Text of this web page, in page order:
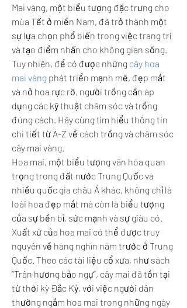
Mai vàng, một biểu tượng đặc trưng cho
mùa Tết ở miền Nam, đã trở thành một
sự lựa chọn phổ biến trong việc trang trí
và tạo điểm nhấn cho không gian sống.
Tuy nhiên, để có được những cây hoa
mai vàng phát triển mạnh mẽ, đẹp mắt
và nở hoa rực rỡ, người trồng cần áp
dụng các kỹ thuật chăm sóc và trồng
đúng cách. Hãy cùng tìm hiểu thông tin
chi tiết từ A-Z về cách trồng và chăm sóc
cây mai vàng.
Hoa mai, một biểu tượng văn hóa quan
trọng trong đất nước Trung Quốc và
nhiều quốc gia châu Á khác, không chỉ là
loài hoa đẹp mắt mà còn là biểu tượng
của sự bền bỉ, sức mạnh và sự giàu có.
Xuất xứ của hoa mai có thể được truy
nguyên về hàng nghìn năm trước ở Trung
Quốc. Theo các tài liệu cổ xưa, như sách
“Trân hương bảo ngự”, cây mai đã tồn tại
từ thời kỳ Đắc Kỷ, với việc người dân
thường ngắm hoa mai trong những ngày